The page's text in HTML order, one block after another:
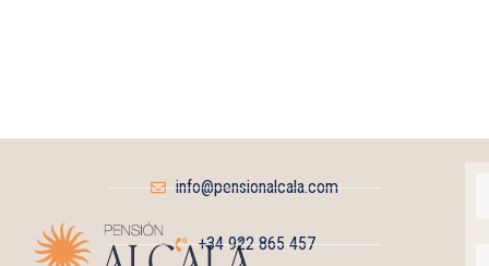
info@pensionalcala.com
+34 922 865 457